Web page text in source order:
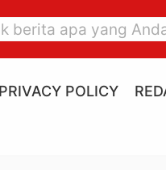
PRIVACY POLICY